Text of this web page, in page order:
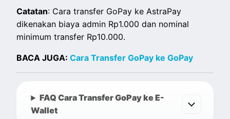
Catatan: Cara transfer GoPay ke AstraPay
dikenakan biaya admin Rp1.000 dan nominal
minimum transfer Rp10.000.
BACA JUGA:Cara Transfer GoPay ke GoPay
FAQ Cara Transfer GoPay ke E-
Wallet